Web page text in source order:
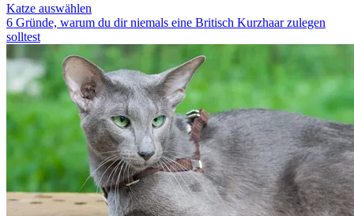
Katze auswählen
6 Gründe, warum du dir niemals eine Britisch Kurzhaar zulegen
solltest